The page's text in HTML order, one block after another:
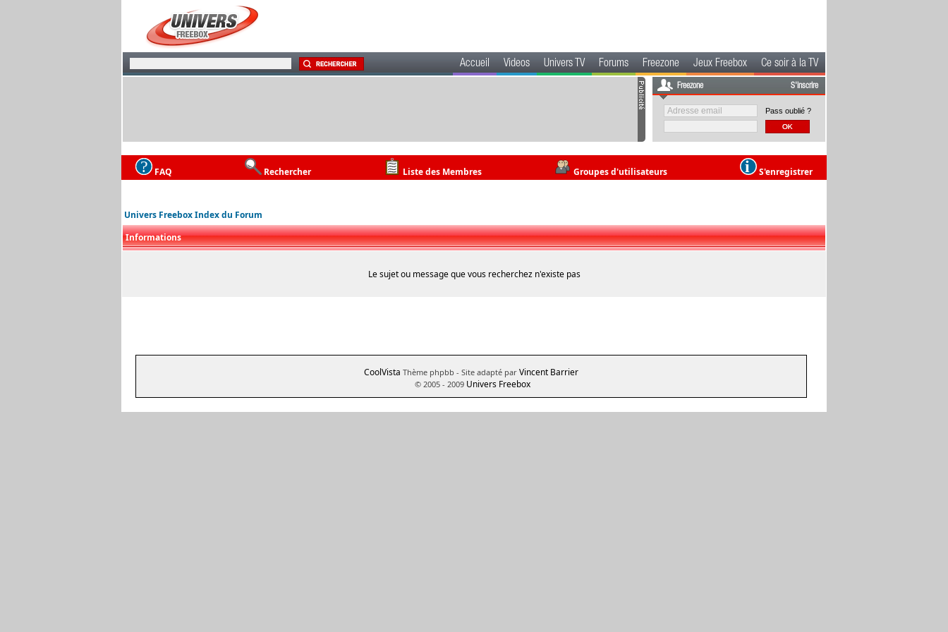
Accueil Videos Univers TV Forums Freezone Jeux Freebox Ce soir à la TV
Freezone S'inscrire
Pass oublié ?
FAQ Rechercher Liste des Membres Groupes d'utilisateurs S'enregistrer
Univers Freebox Index du Forum
Informations
Le sujet ou message que vous recherchez n'existe pas
CoolVista Thème phpbb - Site adapté par Vincent Barrier
© 2005 - 2009 Univers Freebox